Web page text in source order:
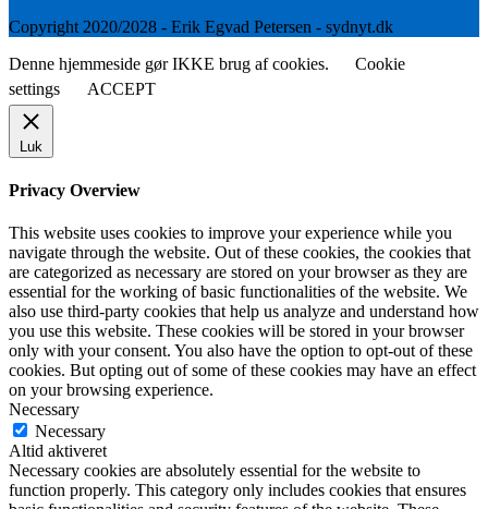
Copyright 2020/2028 - Erik Egvad Petersen - sydnyt.dk
Denne hjemmeside gør IKKE brug af cookies.
Cookie
settings
ACCEPT
Luk
Privacy Overview
This website uses cookies to improve your experience while you
navigate through the website. Out of these cookies, the cookies that
are categorized as necessary are stored on your browser as they are
essential for the working of basic functionalities of the website. We
also use third-party cookies that help us analyze and understand how
you use this website. These cookies will be stored in your browser
only with your consent. You also have the option to opt-out of these
cookies. But opting out of some of these cookies may have an effect
on your browsing experience.
Necessary
Necessary
Altid aktiveret
Necessary cookies are absolutely essential for the website to
function properly. This category only includes cookies that ensures